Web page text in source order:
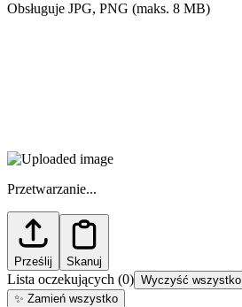
Obsługuje JPG, PNG (maks. 8 MB)
Przetwarzanie...
Prześlij Skanuj
Lista oczekujących (0) Wyczyść wszystko
✨ Zamień wszystko